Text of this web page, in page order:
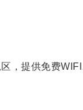
提供免费WIFI